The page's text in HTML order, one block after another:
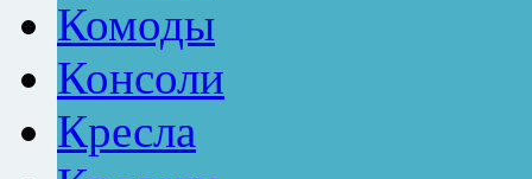
Комоды
Консоли
Кресла